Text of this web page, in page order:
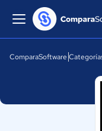
ComparaSoftware